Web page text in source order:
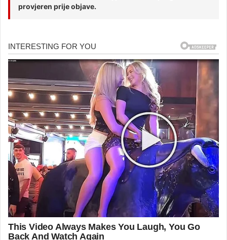
provjeren prije objave.